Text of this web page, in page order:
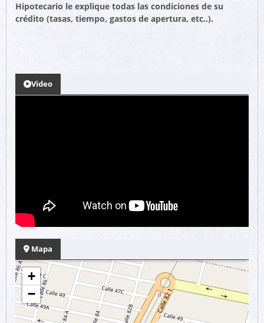
Hipotecario le explique todas las condiciones de su
crédito (tasas, tiempo, gastos de apertura, etc..).
Video
Mapa
+
−